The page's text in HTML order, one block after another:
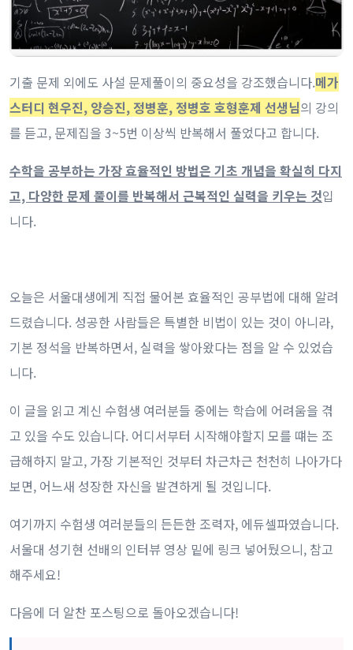
기출 문제 외에도 사설 문제풀이의 중요성을 강조했습니다.메가
스터디 현우진, 양승진, 정병훈, 정병호 호형훈제 선생님의 강의
를 듣고, 문제집을 3~5번 이상씩 반복해서 풀었다고 합니다.
수학을 공부하는 가장 효율적인 방법은 기초 개념을 확실히 다지
고, 다양한 문제 풀이를 반복해서 근복적인 실력을 키우는 것입
니다.
오늘은 서울대생에게 직접 물어본 효율적인 공부법에 대해 알려
드렸습니다. 성공한 사람들은 특별한 비법이 있는 것이 아니라,
기본 정석을 반복하면서, 실력을 쌓아왔다는 점을 알 수 있었습
니다.
이 글을 읽고 계신 수험생 여러분들 중에는 학습에 어려움을 겪
고 있을 수도 있습니다. 어디서부터 시작해야할지 모를 떄는 조
급해하지 말고, 가장 기본적인 것부터 차근차근 천천히 나아가다
보면, 어느새 성장한 자신을 발견하게 될 것입니다.
여기까지 수험생 여러분들의 든든한 조력자, 에듀셀파였습니다.
서울대 성기현 선배의 인터뷰 영상 밑에 링크 넣어뒀으니, 참고
해주세요!
다음에 더 알찬 포스팅으로 돌아오겠습니다!